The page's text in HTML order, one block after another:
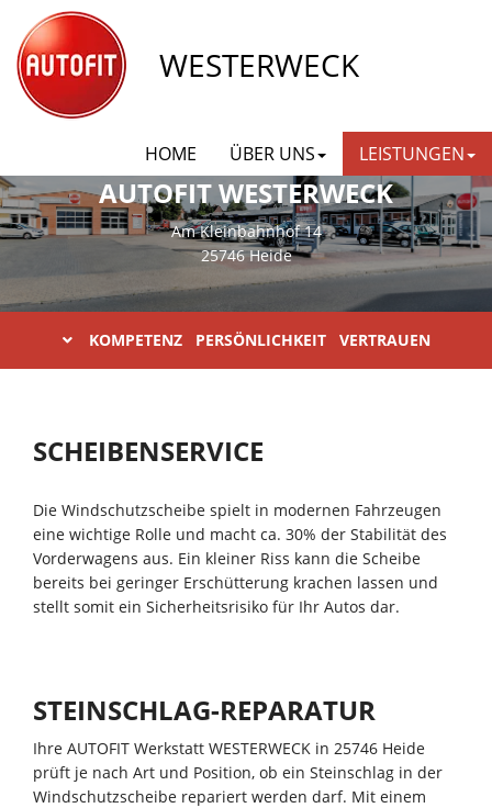
WESTERWECK
HOME ÜBER UNS LEISTUNGEN
AUTOFIT WESTERWECK
Am Kleinbahnhof 14
25746 Heide
KOMPETENZ PERSÖNLICHKEIT VERTRAUEN
SCHEIBENSERVICE
Die Windschutzscheibe spielt in modernen Fahrzeugen
eine wichtige Rolle und macht ca. 30% der Stabilität des
Vorderwagens aus. Ein kleiner Riss kann die Scheibe
bereits bei geringer Erschütterung krachen lassen und
stellt somit ein Sicherheitsrisiko für Ihr Autos dar.
STEINSCHLAG-REPARATUR
Ihre AUTOFIT Werkstatt WESTERWECK in 25746 Heide
prüft je nach Art und Position, ob ein Steinschlag in der
Windschutzscheibe repariert werden darf. Mit einem